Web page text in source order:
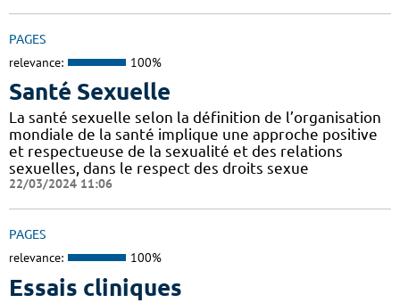
PAGES
relevance: 100%
Santé Sexuelle
La santé sexuelle selon la définition de l’organisation
mondiale de la santé implique une approche positive
et respectueuse de la sexualité et des relations
sexuelles, dans le respect des droits sexue
22/03/2024 11:06
PAGES
relevance: 100%
Essais cliniques